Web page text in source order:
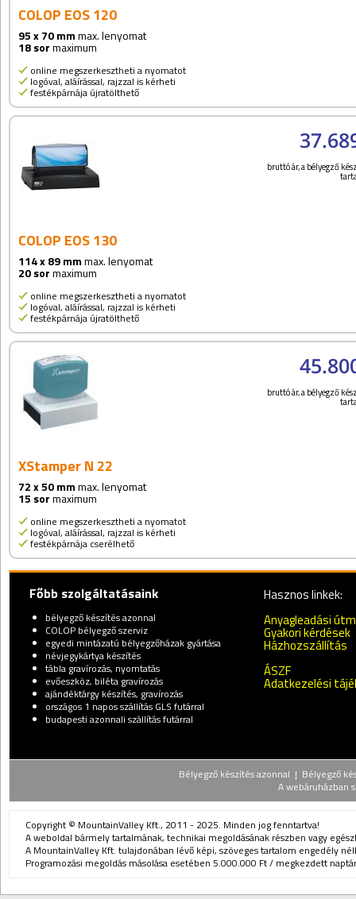
COLOP EOS 120
95 x 70 mmmax. lenyomat
18 sormaximum
online megszerkesztheti a nyomatot
logóval, aláírással, rajzzal is kérheti
festékpárnája újratölthető
bruttó ár, a bélyegző
COLOP EOS 130
114 x 89 mmmax. lenyomat
20 sormaximum
online megszerkesztheti a nyomatot
logóval, aláírással, rajzzal is kérheti
festékpárnája újratölthető
bruttó ár, a bélyegző
XStamper N 22
72 x 50 mmmax. lenyomat
15 sormaximum
online megszerkesztheti a nyomatot
logóval, aláírással, rajzzal is kérheti
festékpárnája cserélhető
Főbb szolgáltatásaink
bélyegző készítés azonnal
COLOP bélyegző szerviz
egyedi mintázatú bélyegzőházak gyártása
névjegykártya készítés
tábla gravírozás, nyomtatás
evőeszköz, biléta gravírozás
ajándéktárgy készítés, gravírozás
országos 1 napos szállítás GLS futárral
budapesti azonnali szállítás futárral
Hasznos linkek:
Anyagleadási
Gyakori kérdések
Házhozszállítás
ÁSZF
Adatkezelési
Bélyegző készítés azonnal | Bélyegző
A webáruházban
Copyright © MountainValley Kft., 2011 - 2025. Minden jog fenntartva!
A weboldal bármely tartalmának, technikai megoldásának részben vagy
A MountainValley Kft. tulajdonában lévő képi, szöveges tartalom engedély
Programozási megoldás másolása esetében 5.000.000 Ft / megkezdett